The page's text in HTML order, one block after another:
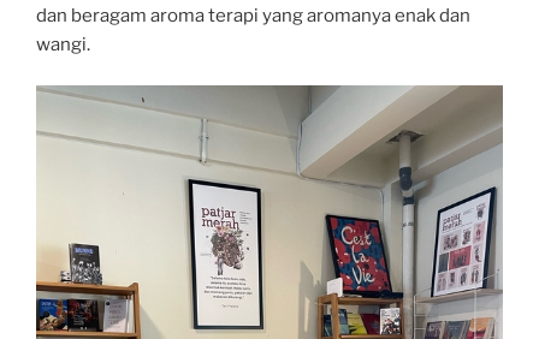
dan beragam aroma terapi yang aromanya enak dan
wangi.